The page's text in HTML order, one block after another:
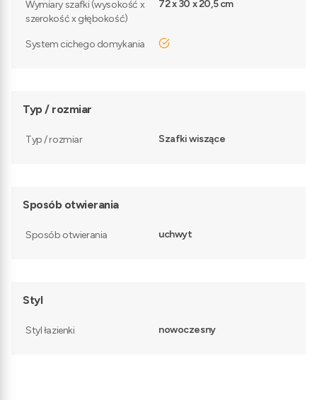
Wymiary szafki (wysokość x
szerokość x głębokość)
72 x 30 x 20,5 cm
System cichego domykania tak
Typ / rozmiar
Typ / rozmiar Szafki wiszące
Sposób otwierania
Sposób otwierania uchwyt
Styl
Styl łazienki nowoczesny